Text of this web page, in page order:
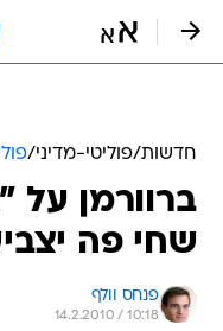
חדשות/פוליטי-מדיני/
ברוורמן על
שחי פה
פנחס וולף
14.2.2010 / 10:18